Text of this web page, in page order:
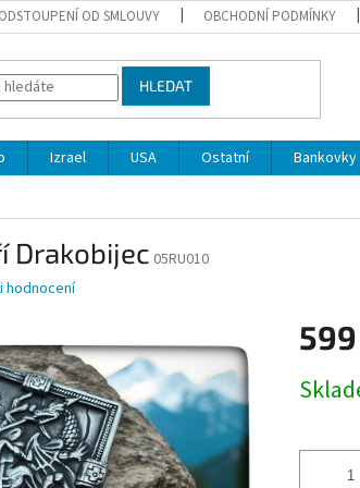
OD SMLOUVY OBCHODNÍ PODMÍNKY
HLEDAT
Izrael USA Ostatní
Drakobijec 05RU010
hodnocení
cena: